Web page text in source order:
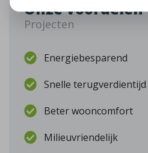
Onze voordelen
Projecten
Energiebesparend
Snelle terugverdientijd
Beter wooncomfort
Milieuvriendelijk